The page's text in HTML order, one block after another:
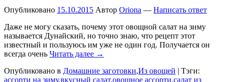
Опубликовано 15.10.2015 Автор Oriona — Написать ответ
Даже не могу сказать, почему этот овощной салат на зиму
называется Дунайский, но точно знаю, что рецепт этот
известный и пользуюсь им уже не один год. Получается он
всегда очень Читать далее →
Опубликовано в Домашние заготовки,Из овощей | Тэги:
ассорти на зиму,вкусный салат,овощное ассорти,салат из